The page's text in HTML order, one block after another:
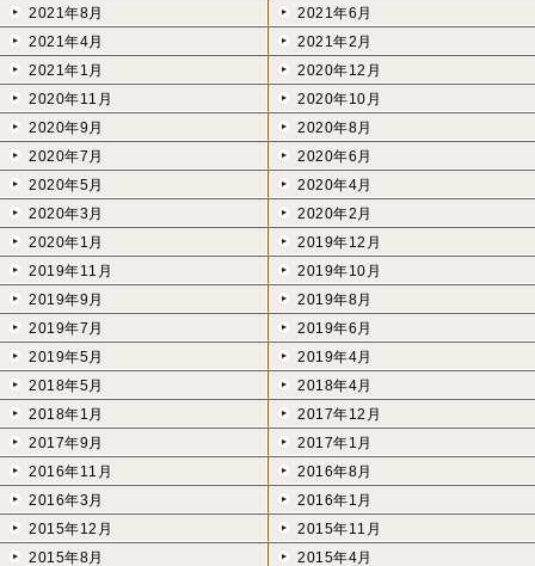
2021年8月
2021年6月
2021年4月
2021年2月
2021年1月
2020年12月
2020年11月
2020年10月
2020年9月
2020年8月
2020年7月
2020年6月
2020年5月
2020年4月
2020年3月
2020年2月
2020年1月
2019年12月
2019年11月
2019年10月
2019年9月
2019年8月
2019年7月
2019年6月
2019年5月
2019年4月
2018年5月
2018年4月
2018年1月
2017年12月
2017年9月
2017年1月
2016年11月
2016年8月
2016年3月
2016年1月
2015年12月
2015年11月
2015年8月
2015年4月